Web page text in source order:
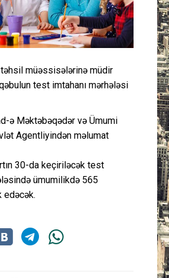
İdman
Gündəm
Cəmiyyət
Əlaqə
müəssisələrinə müdir
test imtahanı mərhələsi
ə Məktəbəqədər və Ümumi
Agentliyindən məlumat
30-da keçiriləcək test
ümumilikdə 565
edəcək.